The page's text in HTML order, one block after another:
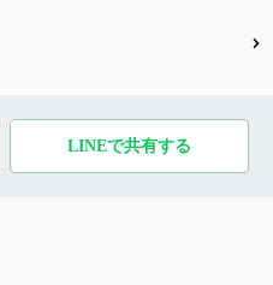
LINEで共有する